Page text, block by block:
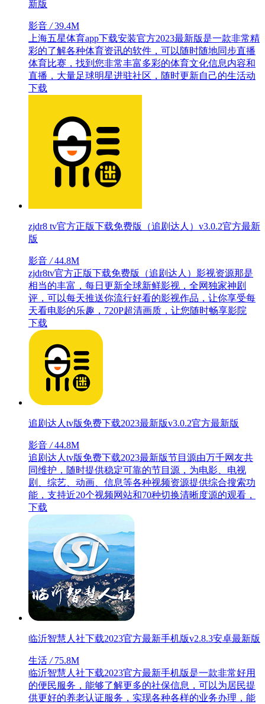
新版
影音 /39.4M
上海五星体育app下载安装官方2023最新版是一款非常精
彩的了解各种体育资讯的软件，可以随时随地同步直播
体育比赛，找到您非常丰富多彩的体育文化信息内容和
直播，大量足球明星进驻社区，随时更新自己的生活动
下载
zjdr8 tv官方正版下载免费版（追剧达人）v3.0.2官方最新
版
影音 /44.8M
zjdr8tv官方正版下载免费版（追剧达人）影视资源那是
相当的丰富，每日更新全球新鲜影视，全网独家神剧
评，可以每天推送你流行好看的影视作品，让你享受每
天看电影的乐趣，720P超清画质，让您随时畅享影院
下载
追剧达人tv版免费下载2023最新版v3.0.2官方最新版
影音 /44.8M
追剧达人tv版免费下载2023最新版节目源由万千网友共
同维护，随时提供稳定可靠的节目源，为电影、电视
剧、综艺、动画、信息等各种视频资源提供综合搜索功
能，支持近20个视频网站和70种切换清晰度源的观看，
下载
临沂智慧人社下载2023官方最新手机版v2.8.3安卓最新版
生活 /75.8M
临沂智慧人社下载2023官方最新手机版是一款非常好用
的便民服务，能够了解更多的社保信息，可以为居民提
供更好的养老认证服务，实现各种各样的业务办理，能